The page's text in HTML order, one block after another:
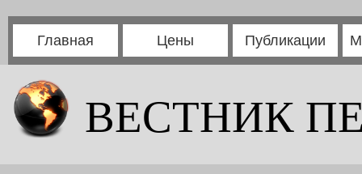
Главная Цены Публикации
ВЕСТНИК